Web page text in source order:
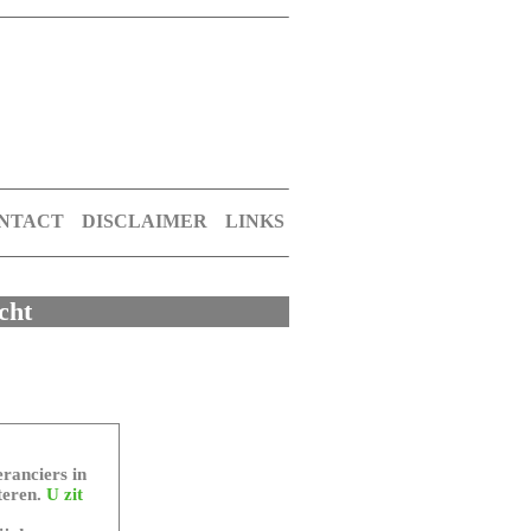
DISCLAIMER LINKS
in
U zit